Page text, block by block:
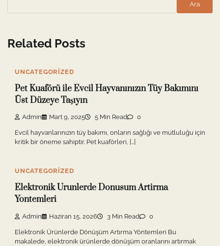
Ara
Related Posts
UNCATEGORIZED
Pet Kuaförü ile Evcil Hayvanınızın Tüy Bakımını
Üst Düzeye Taşıyın
Admin Mart 9, 2025 5 Min Read 0
Evcil hayvanlarınızın tüy bakımı, onların sağlığı ve mutluluğu için
kritik bir öneme sahiptir. Pet kuaförleri, […]
UNCATEGORIZED
Elektronik Urunlerde Donusum Artirma
Yontemleri
Admin Haziran 15, 2026 3 Min Read 0
Elektronik Ürünlerde Dönüşüm Artırma Yöntemleri Bu
makalede, elektronik ürünlerde dönüşüm oranlarını artırmak